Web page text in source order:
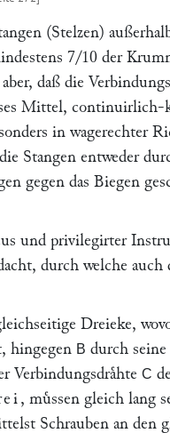
(Stelzen)
7/10 der
daß die
Mittel, continuirlich-
in wagerechter
Stangen entweder
gegen das Biegen
und privilegirter
durch welche auch
Dreieke,
hingegen B durch seine
Verbindungsdraͤhte C
, muͤssen gleich lang
Schrauben an den